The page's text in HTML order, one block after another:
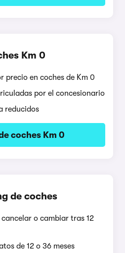
Km 0
precio en coches de Km 0
por el concesionario
reducidos
coches Km 0
de coches
o cambiar tras 12
de 12 o 36 meses